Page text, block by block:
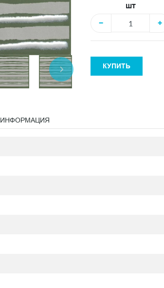
шт
−
+
КУПИТЬ
ИНФОРМАЦИЯ